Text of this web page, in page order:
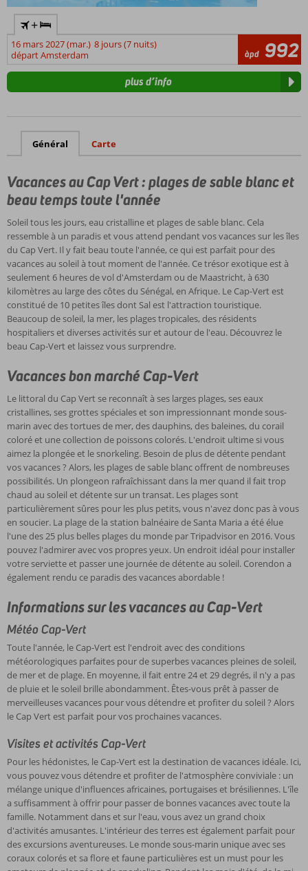
la
boisson
capverdienne
«
grogue
une
ressemblant
à
distillée
à
partir
de
canne
à
sucre.
La
variante
plus
ponche
adoucie
avec
du
miel.
Un
excellent
apéritif
pour
terminer
votre
journée
au
Cap
Vert.
+
16 mars 2027 (mar.) 8 jours (7 nuits)
départ Amsterdam
àpd 992
plus d’info
Général Carte
Vacances au Cap Vert : plages de sable blanc et
beau temps toute l'année
Soleil tous les jours, eau cristalline et plages de sable blanc. Cela
ressemble à un paradis et vous attend pendant vos vacances sur les îles
du Cap Vert. Il y fait beau toute l'année, ce qui est parfait pour des
vacances au soleil à tout moment de l'année. Ce trésor exotique est à
seulement 6 heures de vol d'Amsterdam ou de Maastricht, à 630
kilomètres au large des côtes du Sénégal, en Afrique. Le Cap-Vert est
constitué de 10 petites îles dont Sal est l'attraction touristique.
Beaucoup de soleil, la mer, les plages tropicales, des résidents
hospitaliers et diverses activités sur et autour de l'eau. Découvrez le
beau Cap-Vert et laissez vous surprendre.
Vacances bon marché Cap-Vert
Le littoral du Cap Vert se reconnaît à ses larges plages, ses eaux
cristallines, ses grottes spéciales et son impressionnant monde sous-
marin avec des tortues de mer, des dauphins, des baleines, du corail
coloré et une collection de poissons colorés. L'endroit ultime si vous
aimez la plongée et le snorkeling. Besoin de plus de détente pendant
vos vacances ? Alors, les plages de sable blanc offrent de nombreuses
possibilités. Un plongeon rafraîchissant dans la mer quand il fait trop
chaud au soleil et détente sur un transat. Les plages sont
particulièrement sûres pour les plus petits, vous n'avez donc pas à vous
en soucier. La plage de la station balnéaire de Santa Maria a été élue
l'une des 25 plus belles plages du monde par Tripadvisor en 2016. Vous
pouvez l'admirer avec vos propres yeux. Un endroit idéal pour installer
votre serviette et passer une journée de détente au soleil. Corendon a
également rendu ce paradis des vacances abordable !
Informations sur les vacances au Cap-Vert
Météo Cap-Vert
Toute l'année, le Cap-Vert est l'endroit avec des conditions
météorologiques parfaites pour de superbes vacances pleines de soleil,
de mer et de plage. En moyenne, il fait entre 24 et 29 degrés, il n'y a pas
de pluie et le soleil brille abondamment. Êtes-vous prêt à passer de
merveilleuses vacances pour vous détendre et profiter du soleil ? Alors
le Cap Vert est parfait pour vos prochaines vacances.
Visites et activités Cap-Vert
Pour les hédonistes, le Cap-Vert est la destination de vacances idéale. Ici,
vous pouvez vous détendre et profiter de l'atmosphère conviviale : un
mélange unique d'influences africaines, portugaises et brésiliennes. L'île
a suffisamment à offrir pour passer de bonnes vacances avec toute la
famille. Notamment dans et sur l'eau, vous avez un grand choix
d'activités amusantes. L'intérieur des terres est également parfait pour
des excursions aventureuses. Le monde sous-marin unique avec ses
coraux colorés et sa flore et faune particulières est un must pour les